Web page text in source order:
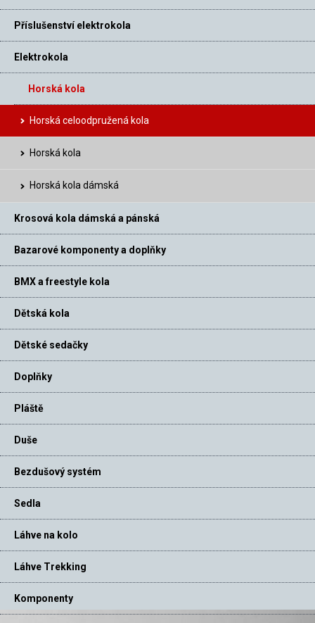
Příslušenství elektrokola
Elektrokola
Horská kola
Horská celoodpružená kola
Horská kola
Horská kola dámská
Krosová kola dámská a pánská
Bazarové komponenty a doplňky
BMX a freestyle kola
Dětská kola
Dětské sedačky
Doplňky
Pláště
Duše
Bezdušový systém
Sedla
Láhve na kolo
Láhve Trekking
Komponenty